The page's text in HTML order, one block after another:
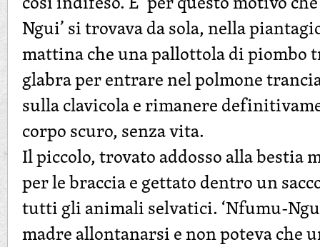
Ngui’ si trovava da sola, nella
mattina che una pallottola di piombo
glabra per entrare nel polmone
sulla clavicola e rimanere
corpo scuro, senza vita.
Il piccolo, trovato addosso alla bestia
per le braccia e gettato dentro un
tutti gli animali selvatici. ‘Nfumu-
madre allontanarsi e non poteva che